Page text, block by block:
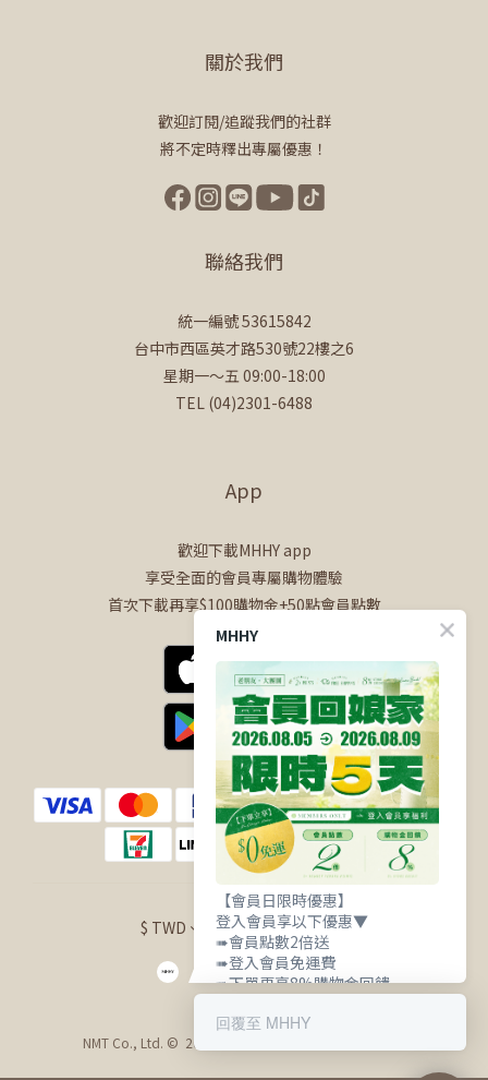
關於我們
歡迎訂閱/追蹤我們的社群
將不定時釋出專屬優惠！
聯絡我們
統一編號 53615842
台中市西區英才路530號22樓之6
星期一～五 09:00-18:00
TEL (04)2301-6488
App
歡迎下載MHHY app
享受全面的會員專屬購物體驗
首次下載再享$100購物金+50點會員點數
$ TWD 繁體中文
NMT Co., Ltd. © 2021 明華興業股份有限公司 版權所有
MHHY
【會員日限時優惠】
登入會員享以下優惠▼
➠會員點數2倍送
➠登入會員免運費
➠下單再享8%購物金回饋
回覆至 MHHY